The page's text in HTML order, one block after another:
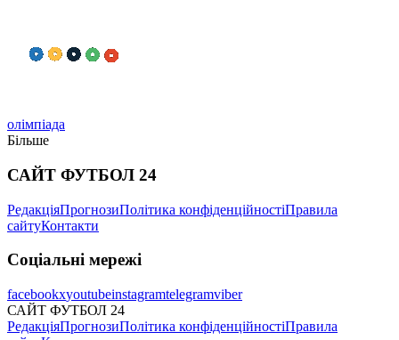
️👍 0
️😢 0
головна
прогнози